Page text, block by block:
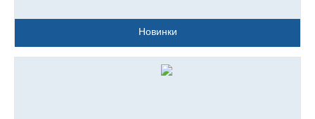
Новинки